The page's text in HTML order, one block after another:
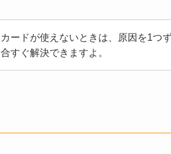
カードが使えないときは、原因を1つ
合すぐ解決できますよ。